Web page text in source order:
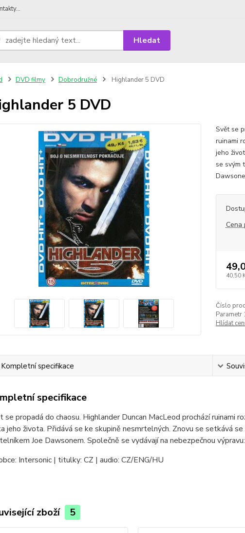
Hledat
DVD filmy Dobrodružné Highlander 5 DVD
5 DVD
Svět se
ruinami
jeho
se svým
Cena
40,50
Číslo
Parametr
Hlídat
Kompletní specifikace
specifikace
se propadá do chaosu. Highlander Duncan MacLeod prochází ruinami
jeho života. Přidává se ke skupině nesmrtelných. Znovu se setkává
Joe Dawsonem. Společně se vydávají na nebezpečnou
Intersonic | titulky: CZ | audio: CZ/ENG/HU
zboží 5